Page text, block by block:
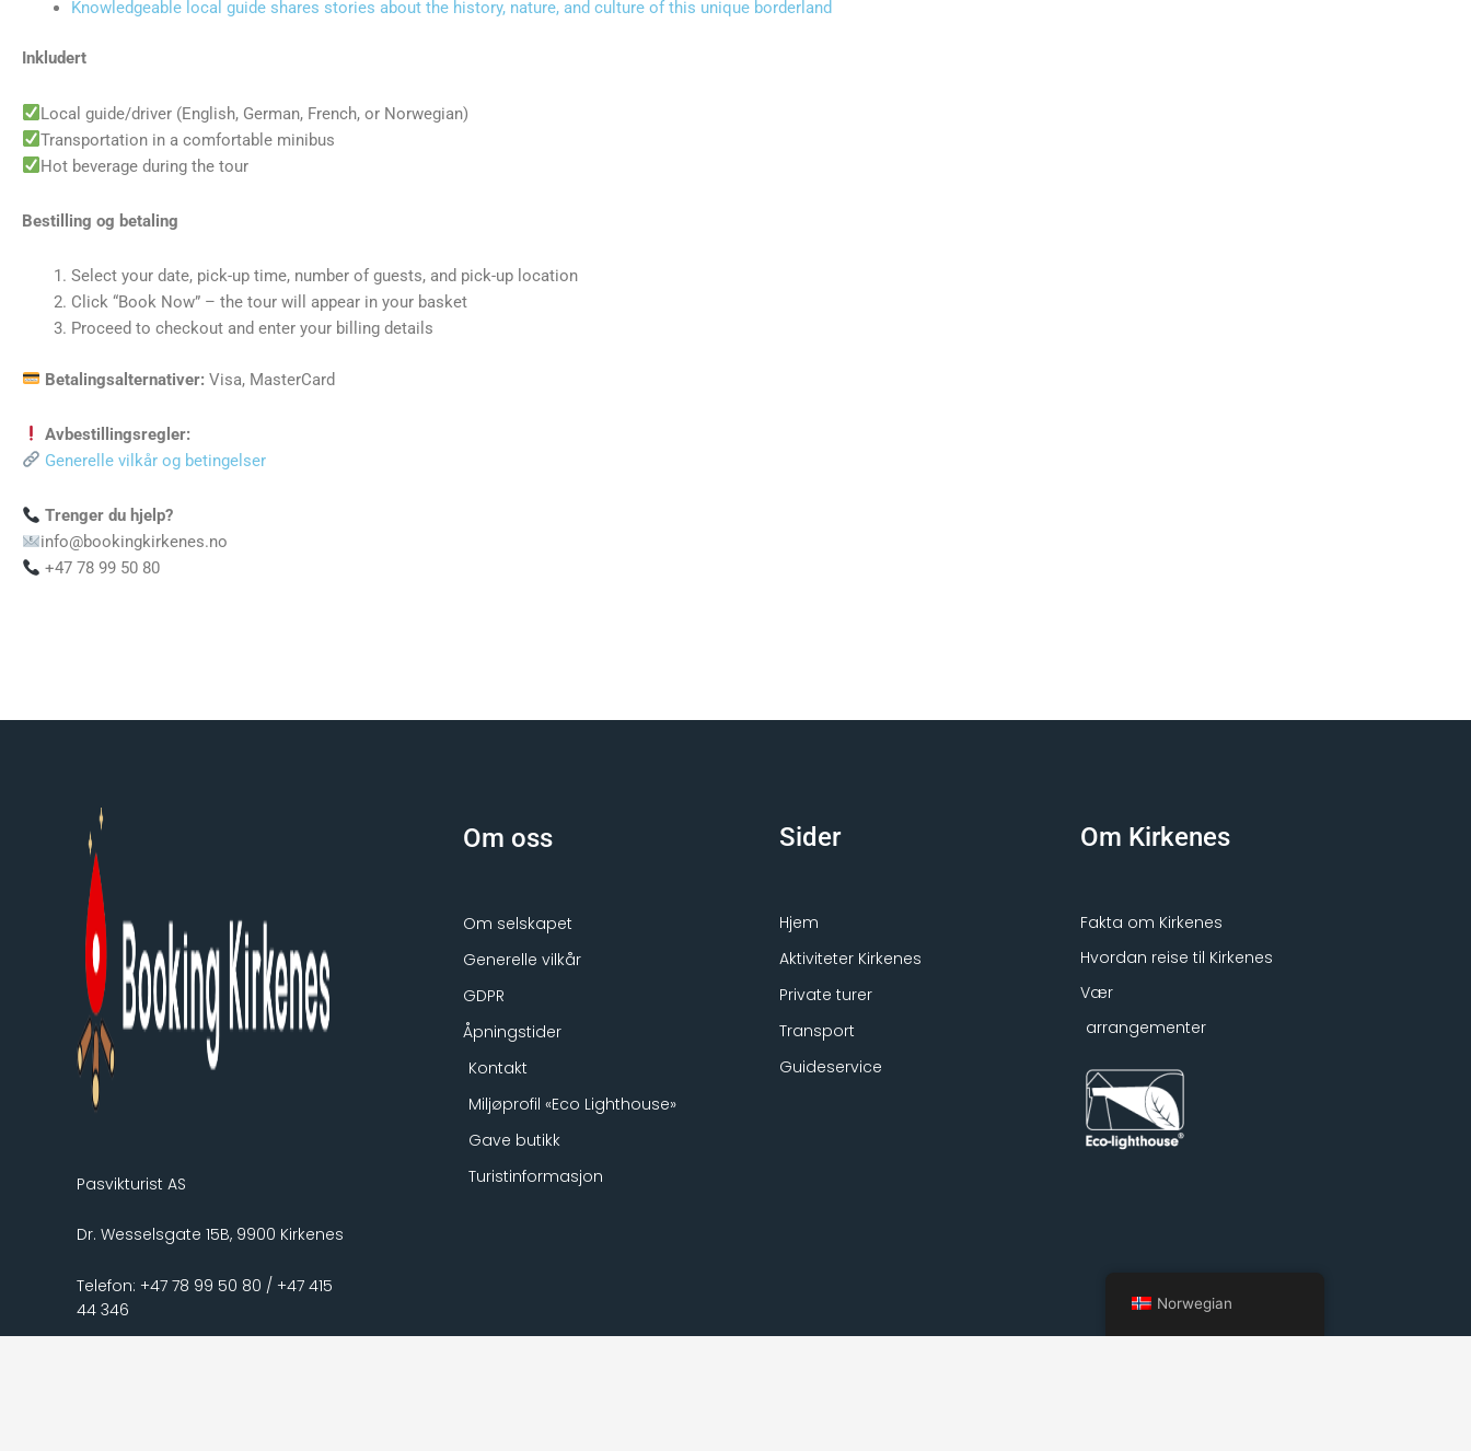
Knowledgeable local guide shares stories about the history, nature, and culture of this unique borderland
Inkludert
Local guide/driver (English, German, French, or Norwegian)
Transportation in a comfortable minibus
Hot beverage during the tour
Bestilling og betaling
Select your date, pick-up time, number of guests, and pick-up location
Click “Book Now” – the tour will appear in your basket
Proceed to checkout and enter your billing details
Betalingsalternativer: Visa, MasterCard
Avbestillingsregler:
Generelle vilkår og betingelser
Trenger du hjelp?
info@bookingkirkenes.no
+47 78 99 50 80
Pasvikturist AS
Dr. Wesselsgate 15B, 9900 Kirkenes
Telefon: +47 78 99 50 80 / +47 415
44 346
Om oss
Om selskapet
Generelle vilkår
GDPR
Åpningstider
Kontakt
Miljøprofil «Eco Lighthouse»
Gave butikk
Turistinformasjon
Sider
Hjem
Aktiviteter Kirkenes
Private turer
Transport
Guideservice
Om Kirkenes
Fakta om Kirkenes
Hvordan reise til Kirkenes
Vær
arrangementer
Norwegian